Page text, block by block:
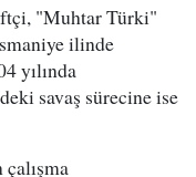
"Muhtar Türki"
ilinde
yılında
savaş sürecine ise
çalışma